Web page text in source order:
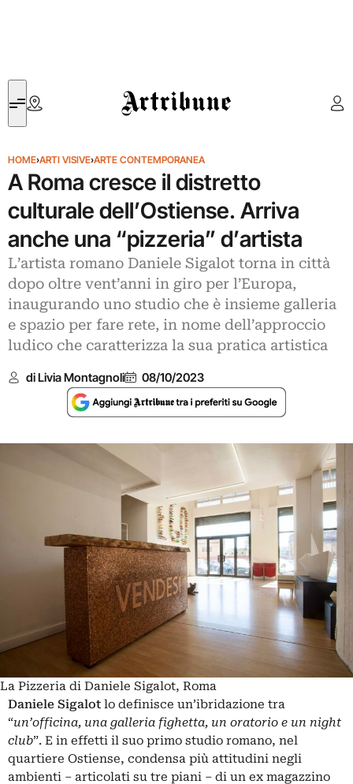
Artribune
HOME›ARTI VISIVE›ARTE CONTEMPORANEA
A Roma cresce il distretto
culturale dell’Ostiense. Arriva
anche una “pizzeria” d’artista
L’artista romano Daniele Sigalot torna in città
dopo oltre vent’anni in giro per l’Europa,
inaugurando uno studio che è insieme galleria
e spazio per fare rete, in nome dell’approccio
ludico che caratterizza la sua pratica artistica
di Livia Montagnoli 08/10/2023
La Pizzeria di Daniele Sigalot, Roma
Daniele Sigalot lo definisce un’ibridazione tra
“un’officina, una galleria fighetta, un oratorio e un night
club”. E in effetti il suo primo studio romano, nel
quartiere Ostiense, condensa più attitudini negli
ambienti – articolati su tre piani – di un ex magazzino